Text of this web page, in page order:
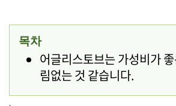
목차
어글리스토브는 가성비가
림없는 것 같습니다.